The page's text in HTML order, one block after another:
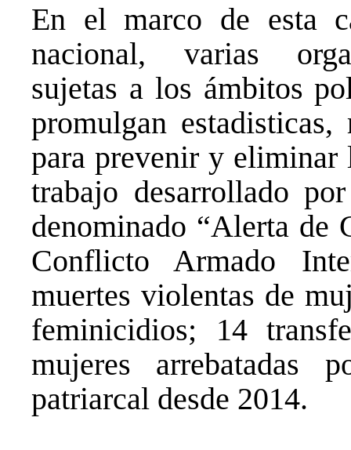
En el marco de esta
nacional, varias
sujetas a los ámbitos
promulgan
para prevenir y
trabajo desarrollado
denominado “Alerta de
Conflicto Armado
muertes violentas de
feminicidios; 14
mujeres arrebatadas
patriarcal desde 2014.